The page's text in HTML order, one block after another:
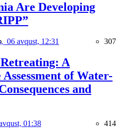
Are Developing
06 avqust, 12:31 307
A
of Water-
and
01:38 414